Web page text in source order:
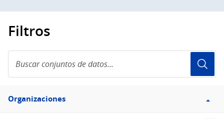
Filtros
conjuntos
de
Filtro
Organizaciones
Organizaciones